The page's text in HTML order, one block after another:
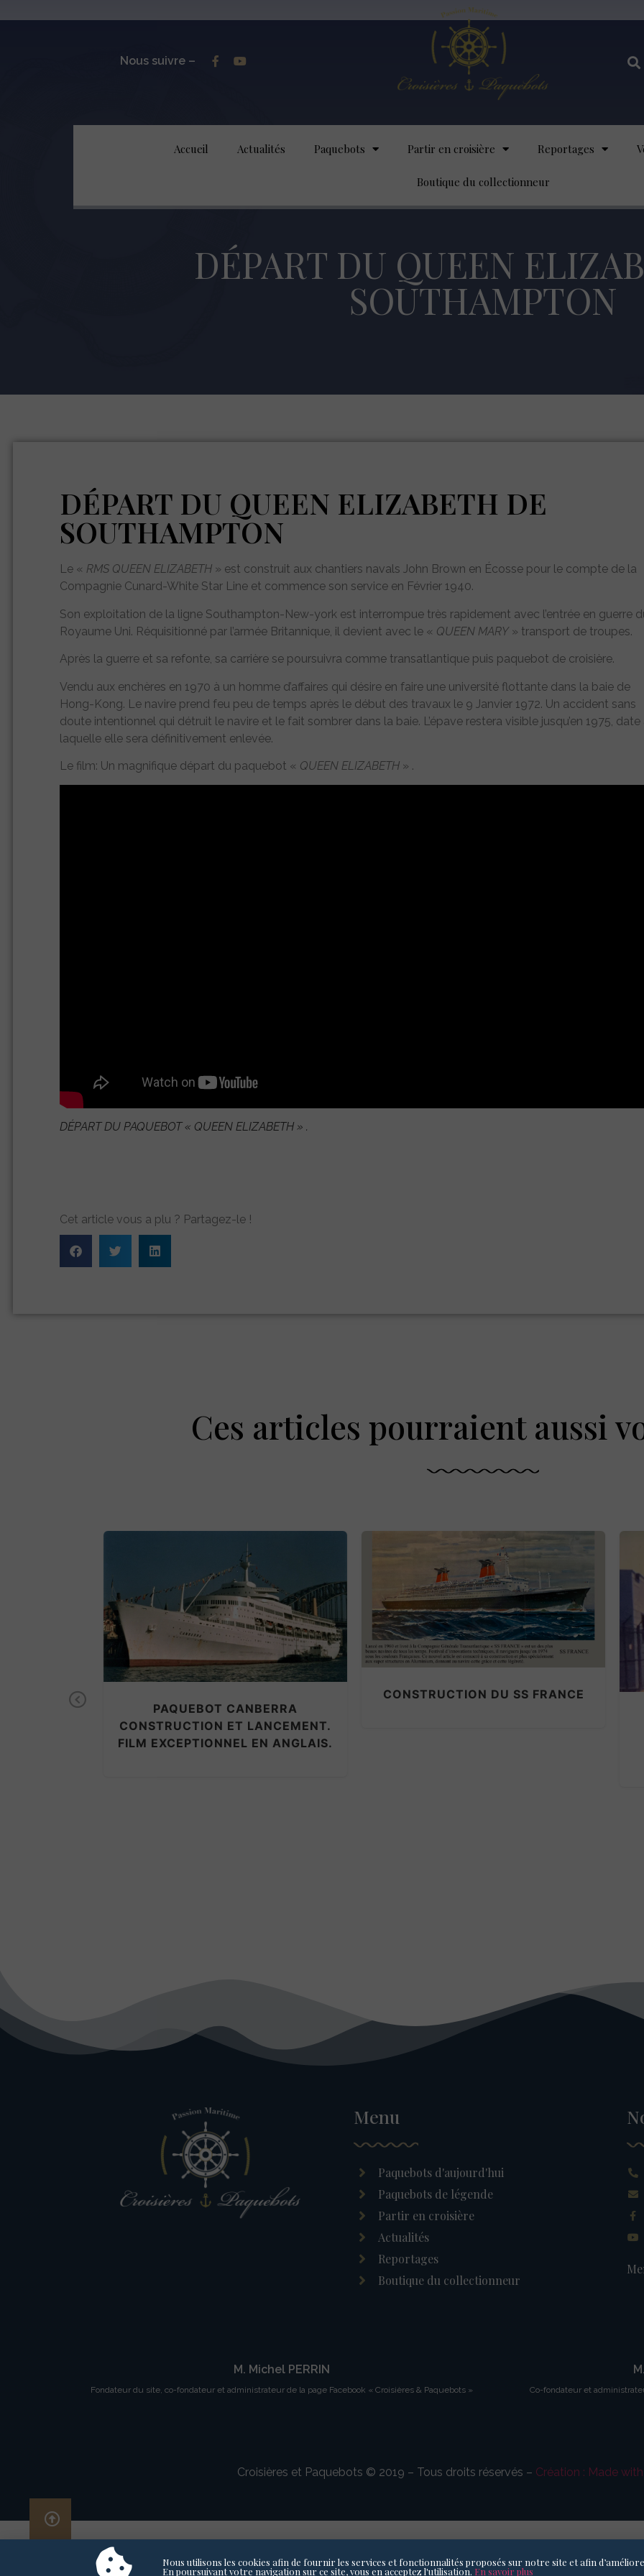
Nous suivre –
Accueil Actualités Paquebots Partir en croisière Reportages
Boutique du collectionneur
DÉPART DU QUEEN
SOUTHAMPTON
DÉPART DU QUEEN ELIZABETH DE
SOUTHAMPTON
Le « RMS QUEEN ELIZABETH » est construit aux chantiers navals John Brown en Écosse pour le compte de la
Compagnie Cunard-White Star Line et commence son service en Février 1940.
Son exploitation de la ligne Southampton-New-york est interrompue très rapidement avec l’entrée en guerre
Royaume Uni. Réquisitionné par l’armée Britannique, il devient avec le « QUEEN MARY » transport de troupes.
Après la guerre et sa refonte, sa carrière se poursuivra comme transatlantique puis paquebot de croisière.
Vendu aux enchères en 1970 à un homme d’affaires qui désire en faire une université flottante dans la baie de
Hong-Kong. Le navire prend feu peu de temps après le début des travaux le 9 Janvier 1972. Un accident sans
doute intentionnel qui détruit le navire et le fait sombrer dans la baie. L’épave restera visible jusqu’en 1975, date
laquelle elle sera définitivement enlevée.
Le film: Un magnifique départ du paquebot « QUEEN ELIZABETH » .
DÉPART DU PAQUEBOT « QUEEN ELIZABETH » .
Cet article vous a plu ? Partagez-le !
Ces articles pourraient aussi
FRANCE
LA TRAGÉDIE DU PAQUEBOT
Menu
Paquebots d'aujourd'hui
Paquebots de légende
Partir en croisière
Actualités
Reportages
Boutique du collectionneur
M. Michel PERRIN
Fondateur du site, co-fondateur et administrateur de la page Facebook « Croisières & Paquebots » Co-fondateur et
Croisières et Paquebots © 2019 – Tous droits réservés – Création : Made
Nous utilisons les cookies afin de fournir les services et fonctionnalités proposés sur notre site et afin
En poursuivant votre navigation sur ce site, vous en acceptez l'utilisation. En savoir plus